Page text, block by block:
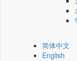
简体中文
English